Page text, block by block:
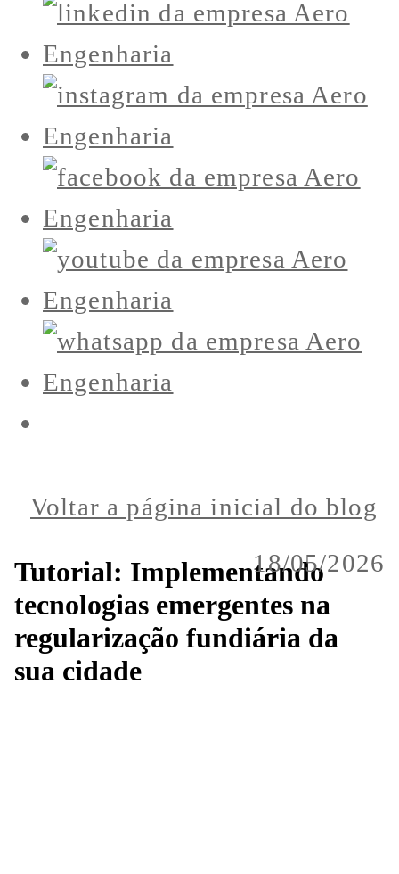
18/05/2026
Voltar a página inicial do blog
Tutorial: Implementando
tecnologias emergentes na
regularização fundiária da
sua cidade